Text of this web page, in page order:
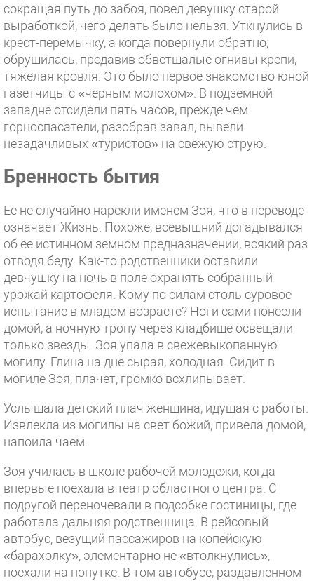
сокращая путь до забоя, повел девушку старой
выработкой, чего делать было нельзя. Уткнулись в
крест-перемычку, а когда повернули обратно,
обрушилась, продавив обветшалые огнивы крепи,
тяжелая кровля. Это было первое знакомство юной
газетчицы с «черным молохом». В подземной
западне отсидели пять часов, прежде чем
горноспасатели, разобрав завал, вывели
незадачливых «туристов» на свежую струю.
Бренность бытия
Ее не случайно нарекли именем Зоя, что в переводе
означает Жизнь. Похоже, всевышний догадывался
об ее истинном земном предназначении, всякий раз
отводя беду. Как-то родственники оставили
девчушку на ночь в поле охранять собранный
урожай картофеля. Кому по силам столь суровое
испытание в младом возрасте? Ноги сами понесли
домой, а ночную тропу через кладбище освещали
только звезды. Зоя упала в свежевыкопанную
могилу. Глина на дне сырая, холодная. Сидит в
могиле Зоя, плачет, громко всхлипывает.
Услышала детский плач женщина, идущая с работы.
Извлекла из могилы на свет божий, привела домой,
напоила чаем.
Зоя училась в школе рабочей молодежи, когда
впервые поехала в театр областного центра. С
подругой переночевали в подсобке гостиницы, где
работала дальняя родственница. В рейсовый
автобус, везущий пассажиров на копейскую
«барахолку», элементарно не «втолкнулись»,
поехали на попутке. В том автобусе, раздавленном